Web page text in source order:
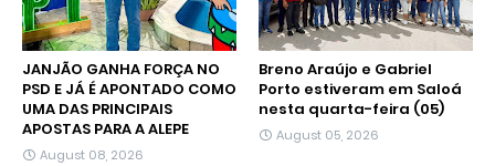
JANJÃO GANHA FORÇA NO
PSD E JÁ É APONTADO COMO
UMA DAS PRINCIPAIS
APOSTAS PARA A ALEPE
August 08, 2026
Breno Araújo e Gabriel
Porto estiveram em Saloá
nesta quarta-feira (05)
August 05, 2026